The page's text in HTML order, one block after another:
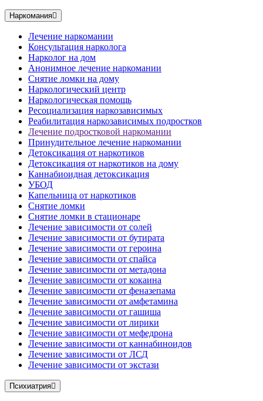
Наркомания
Лечение наркомании
Консультация нарколога
Нарколог на дом
Анонимное лечение наркомании
Снятие ломки на дому
Наркологический центр
Наркологическая помощь
Ресоциализация наркозависимых
Реабилитация наркозависимых подростков
Лечение подростковой наркомании
Принудительное лечение наркомании
Детоксикация от наркотиков
Детоксикация от наркотиков на дому
Каннабиоидная детоксикация
УБОД
Капельница от наркотиков
Снятие ломки
Снятие ломки в стационаре
Лечение зависимости от солей
Лечение зависимости от бутирата
Лечение зависимости от героина
Лечение зависимости от спайса
Лечение зависимости от метадона
Лечение зависимости от кокаина
Лечение зависимости от феназепама
Лечение зависимости от амфетамина
Лечение зависимости от гашиша
Лечение зависимости от лирики
Лечение зависимости от мефедрона
Лечение зависимости от каннабиноидов
Лечение зависимости от ЛСД
Лечение зависимости от экстази
Психиатрия